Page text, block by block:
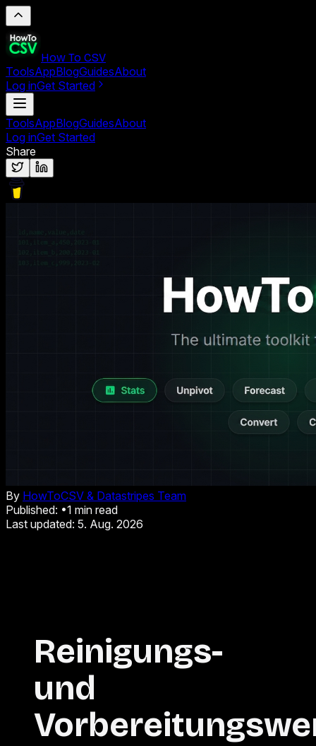
How To CSV
ToolsAppBlogGuidesAbout
Log inGet Started
ToolsAppBlogGuidesAbout
Log inGet Started
Share
By HowToCSV & Datastripes Team
Published: •1 min read
Last updated: 5. Aug. 2026
Reinigungs-
und